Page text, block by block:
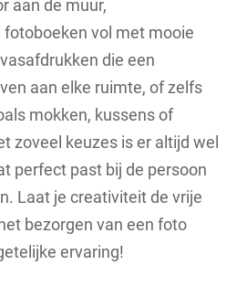
aan de muur,
vol met mooie
die een
aan elke ruimte, of zelfs
mokken, kussens of
zoveel keuzes is er altijd wel
perfect past bij de persoon
Laat je creativiteit de vrije
bezorgen van een foto
ervaring!